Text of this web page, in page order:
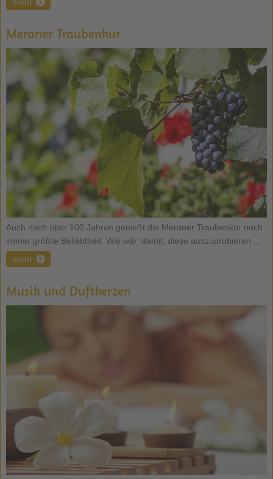
Meraner Traubenkur
Auch nach über 100 Jahren genießt die Meraner Traubenkur noch
immer größte Beliebtheit. Wie wär‘ damit, diese auszuprobieren ...
mehr
Musik und Duftkerzen